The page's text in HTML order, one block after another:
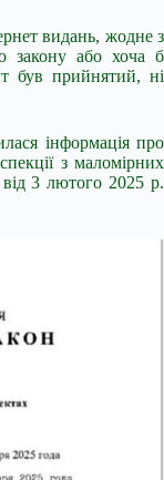
видань, жодне з
закону або хоча б
був прийнятий, ні
інформація про
з маломірних
3 лютого 2025 р.